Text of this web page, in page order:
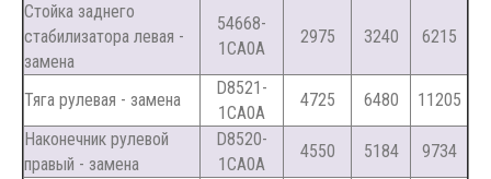
Стойка заднего
стабилизатора левая -
замена
54668-
1CA0A
2975 3240 6215
Тяга рулевая - замена
D8521-
1CA0A
4725 6480
11205
Наконечник рулевой
правый - замена
D8520-
1CA0A
4550 5184
9734